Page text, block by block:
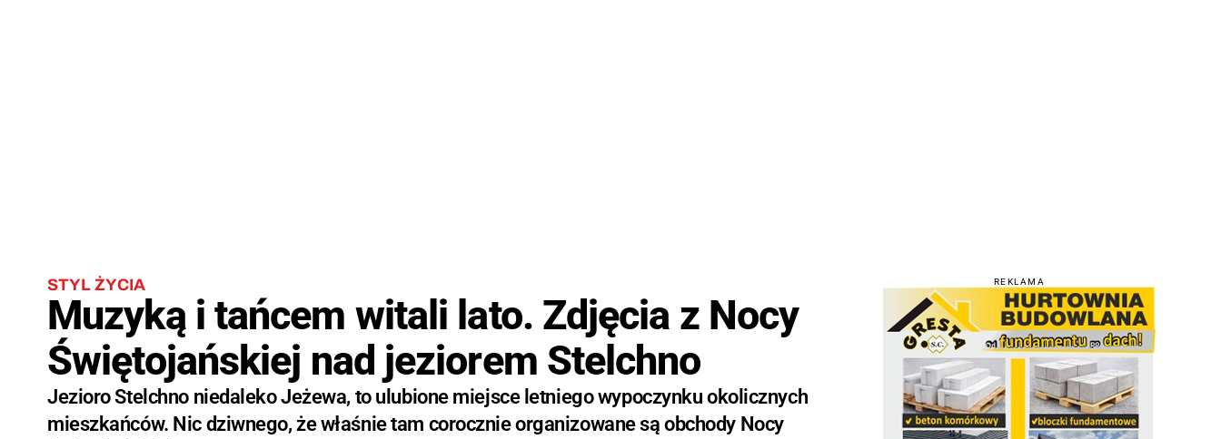
STYL ŻYCIA
Muzyką i tańcem witali lato. Zdjęcia z Nocy
Świętojańskiej nad jeziorem Stelchno
Jezioro Stelchno niedaleko Jeżewa, to ulubione miejsce letniego wypoczynku okolicznych
mieszkańców. Nic dziwnego, że właśnie tam corocznie organizowane są obchody Nocy
REKLAMA